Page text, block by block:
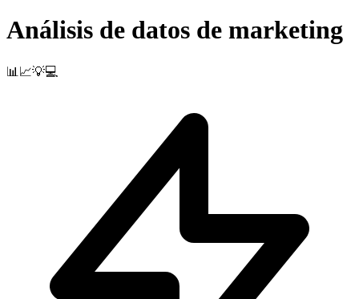
Análisis de datos de marketing
📊📈💡💻